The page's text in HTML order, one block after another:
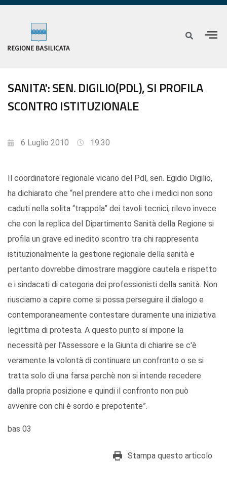
SANITA': SEN. DIGILIO(PDL), SI PROFILA
SCONTRO ISTITUZIONALE
6 Luglio 2010 19:30
Il coordinatore regionale vicario del Pdl, sen. Egidio Digilio,
ha dichiarato che “nel prendere atto che i medici non sono
caduti nella solita “trappola” dei tavoli tecnici, rilevo invece
che con la replica del Dipartimento Sanità della Regione si
profila un grave ed inedito scontro tra chi rappresenta
istituzionalmente la gestione regionale della sanità e
pertanto dovrebbe dimostrare maggiore cautela e rispetto
e i sindacati di categoria dei professionisti della sanità. Non
riusciamo a capire come si possa perseguire il dialogo e
contemporaneamente contestare duramente una iniziativa
legittima di protesta. A questo punto si impone la
necessità per l'Assessore e la Giunta di chiarire se c'è
veramente la volontà di continuare un confronto o se si
tratta solo di una farsa perchè non si intende recedere
dalla propria posizione e quindi il confronto non può
avvenire con chi è sordo e prepotente”.
bas 03
Stampa questo articolo